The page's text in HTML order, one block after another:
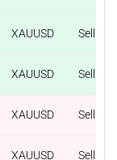
XAUUSD Sell
XAUUSD Sell
XAUUSD Sell
XAUUSD Sell